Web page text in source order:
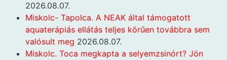
2026.08.07.
Miskolc- Tapolca. A NEAK által támogatott
aquaterápiás ellátás teljes körűen továbbra sem
valósult meg 2026.08.07.
Miskolc. Toca megkapta a selyemzsinórt? Jön